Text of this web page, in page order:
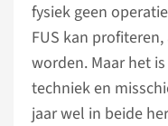
fysiek geen
FUS kan
worden. Maar het
techniek en
jaar wel in beide